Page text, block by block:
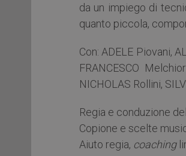
da un impiego di
quanto piccola,
Con: ADELE Piovani,
FRANCESCO
NICHOLAS Rollini,
Regia e conduzione
Copione e scelte
Aiuto regia, coaching